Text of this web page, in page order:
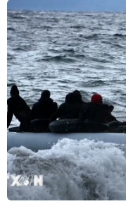
Tư lệnh Hải
đốc Hạm hội
18/03/2016 10:18
Sáng 18/3 tại Hà
Hoa Kỳ, Đô đốc
Đô đốc Phạm Hoài
Nhân dân Việt Nam.